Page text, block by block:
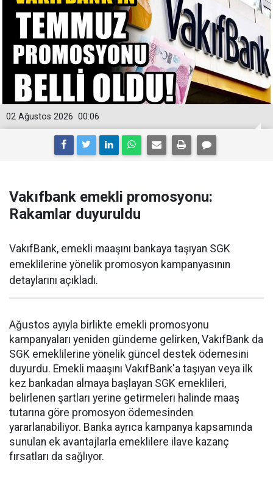
00:06
02 Ağustos 2026
Vakıfbank emekli promosyonu:
Rakamlar duyuruldu
VakıfBank, emekli maaşını bankaya taşıyan SGK
emeklilerine yönelik promosyon kampanyasının
detaylarını açıkladı.
Ağustos ayıyla birlikte emekli promosyonu
kampanyaları yeniden gündeme gelirken, VakıfBank da
SGK emeklilerine yönelik güncel destek ödemesini
duyurdu. Emekli maaşını VakıfBank'a taşıyan veya ilk
kez bankadan almaya başlayan SGK emeklileri,
belirlenen şartları yerine getirmeleri halinde maaş
tutarına göre promosyon ödemesinden
yararlanabiliyor. Banka ayrıca kampanya kapsamında
sunulan ek avantajlarla emeklilere ilave kazanç
fırsatları da sağlıyor.